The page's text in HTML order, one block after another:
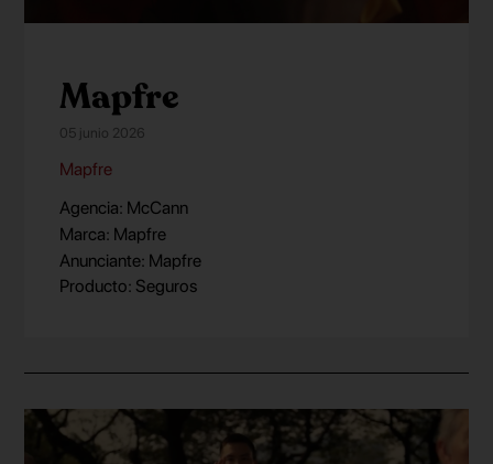
Mapfre
05 junio 2026
Mapfre
Agencia: McCann
Marca: Mapfre
Anunciante: Mapfre
Producto: Seguros